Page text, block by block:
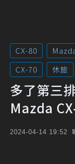
CX-80
CX-70
休旅
多了第三
Mazda
2024-04-14 19:52